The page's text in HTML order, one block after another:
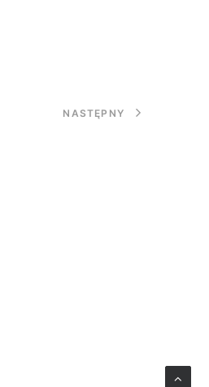
NASTĘPNY